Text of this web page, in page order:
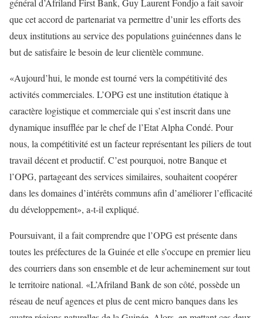
général d’Afriland First Bank, Guy Laurent Fondjo a fait savoir
que cet accord de partenariat va permettre d’unir les efforts des
deux institutions au service des populations guinéennes dans le
but de satisfaire le besoin de leur clientèle commune.
«Aujourd’hui, le monde est tourné vers la compétitivité des
activités commerciales. L’OPG est une institution étatique à
caractère logistique et commerciale qui s’est inscrit dans une
dynamique insufflée par le chef de l’Etat Alpha Condé. Pour
nous, la compétitivité est un facteur représentant les piliers de tout
travail décent et productif. C’est pourquoi, notre Banque et
l’OPG, partageant des services similaires, souhaitent coopérer
dans les domaines d’intérêts communs afin d’améliorer l’efficacité
du développement», a-t-il expliqué.
Poursuivant, il a fait comprendre que l’OPG est présente dans
toutes les préfectures de la Guinée et elle s’occupe en premier lieu
des courriers dans son ensemble et de leur acheminement sur tout
le territoire national. «L’Afriland Bank de son côté, possède un
réseau de neuf agences et plus de cent micro banques dans les